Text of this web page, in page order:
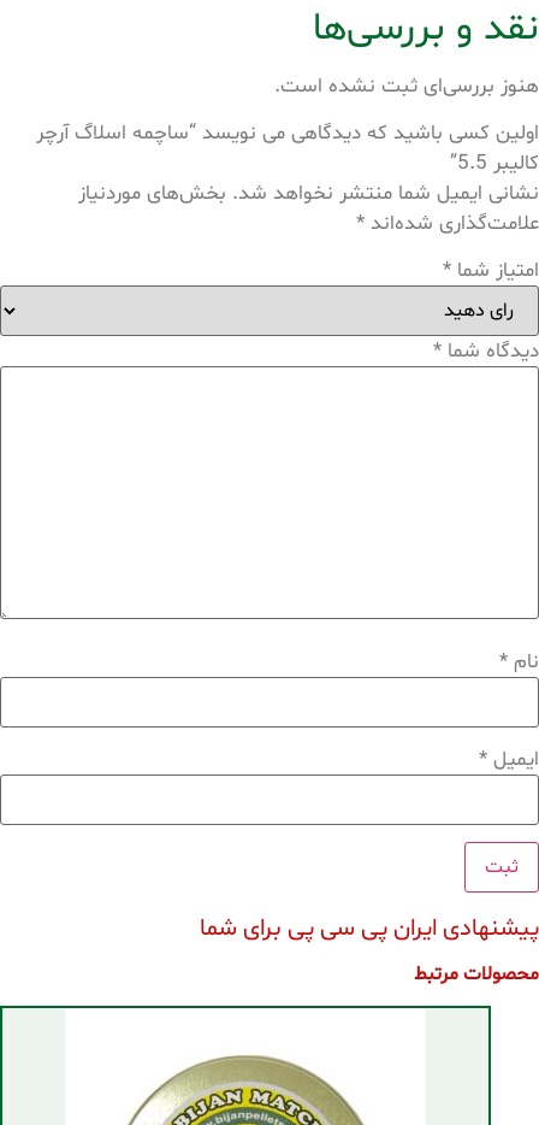
نقد و بررسی‌ها
هنوز بررسی‌ای ثبت نشده است.
اولین کسی باشید که دیدگاهی می نویسد “ساچمه اسلاگ آرچر
کالیبر 5.5”
نشانی ایمیل شما منتشر نخواهد شد. بخش‌های موردنیاز
علامت‌گذاری شده‌اند *
امتیاز شما *
دیدگاه شما *
نام *
ایمیل *
پیشنهادی ایران پی سی پی برای شما
محصولات مرتبط